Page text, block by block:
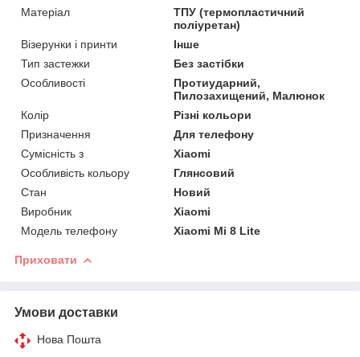
Матеріал
ТПУ (термопластичний
поліуретан)
Візерунки і принти
Інше
Тип застежки
Без застібки
Особливості
Протиударний,
Пилозахищений, Малюнок
Колір
Різні кольори
Призначення
Для телефону
Сумісність з
Xiaomi
Особливість кольору
Глянсовий
Стан
Новий
Виробник
Xiaomi
Модель телефону
Xiaomi Mi 8 Lite
Приховати
Умови доставки
Нова Пошта